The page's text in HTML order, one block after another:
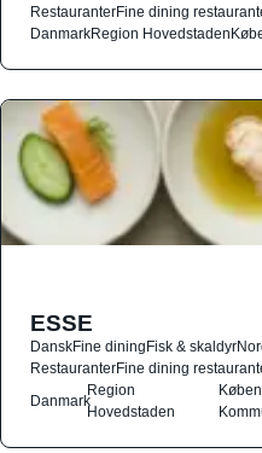
RestauranterFine dining
DanmarkRegion Hovedstaden
ESSE
DanskFine diningFisk & skaldyr
RestauranterFine dining
Danmark
Region
Hovedstaden